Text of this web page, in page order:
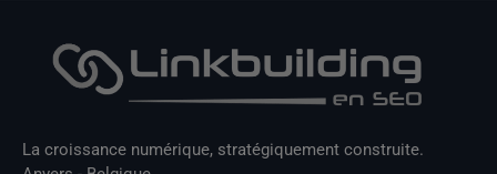
La croissance numérique, stratégiquement construite.